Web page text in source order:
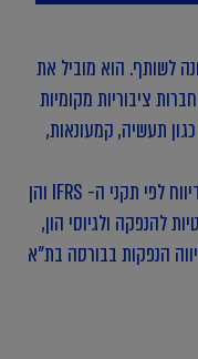
הצטרף לפירמה ב-2000 וב-2010 מונה לשותף. הוא מוביל את
ציבוריות מקומיות
תעשיה, קמעונאות,
הרווה הוא בעל ניסיון עשיר הן בחשבונאות ודיווח לפי תקני ה- IFRS והן
להנפקה ולגיוסי הון,
הנפקות בבורסה בת"א